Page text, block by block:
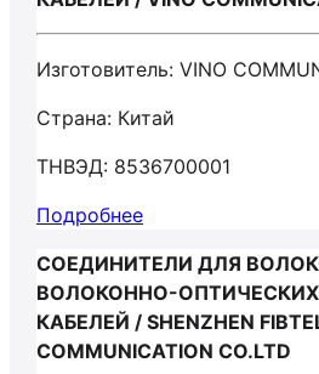
Изготовитель: VINO
Страна: Китай
ТНВЭД: 8536700001
Подробнее
СОЕДИНИТЕЛИ ДЛЯ
ВОЛОКОННО-
КАБЕЛЕЙ / SHENZHEN
COMMUNICATION CO.LTD